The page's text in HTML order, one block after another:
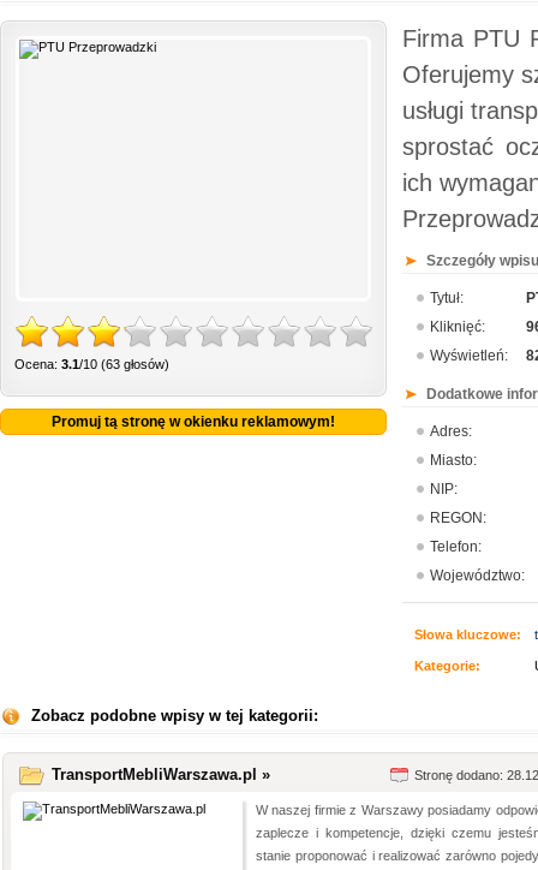
Ocena: 3.1/10 (63 głosów)
Promuj tą stronę w okienku reklamowym!
Firma PTU
Oferujemy
usługi
sprostać
ich
Szczegóły
Tytuł:
Kliknięć:
Wyświetleń:
Dodatkowe
Adres:
Miasto:
NIP:
REGON:
Telefon:
Województwo:
Słowa kluczowe:
Kategorie:
Zobacz podobne wpisy w tej kategorii:
TransportMebliWarszawa.pl » Stronę dodano:
W naszej firmie z Warszawy posiadamy
zaplecze i kompetencje, dzięki czemu
stanie proponować i realizować zarówno